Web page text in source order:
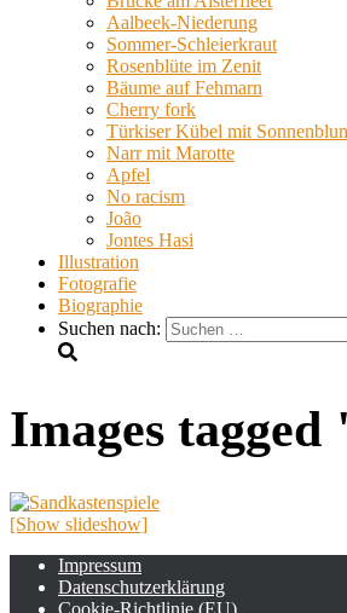
Aalbeek-Niederung
Sommer-Schleierkraut
Rosenblüte im Zenit
Bäume auf Fehmarn
Cherry fork
Türkiser Kübel mit
Narr mit Marotte
Apfel
No racism
João
Jontes Hasi
Illustration
Fotografie
Biographie
Suchen nach:
Images
[Show slideshow]
Impressum
Datenschutzerklärung